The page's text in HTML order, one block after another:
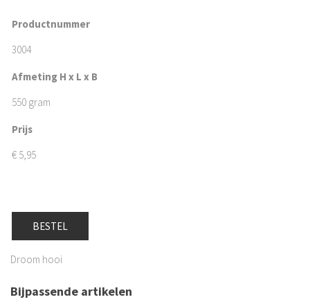
Productnummer
3004
Afmeting H x L x B
550 gram
Prijs
€ 5,95
BESTEL
Droom hooi
Bijpassende artikelen